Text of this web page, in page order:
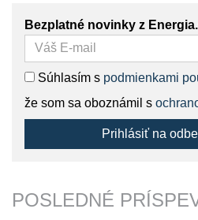
Bezplatné novinky z
Súhlasím s podmienkami
že som sa oboznámil s
Prihlásiť na
POSLEDNÉ